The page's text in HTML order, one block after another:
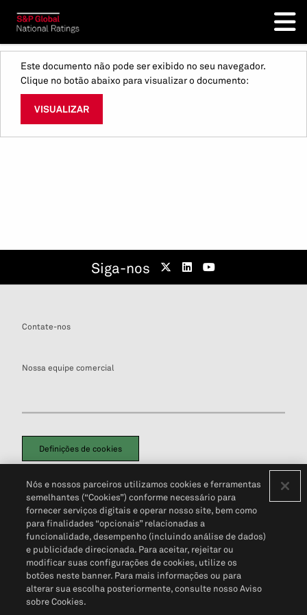
Este documento não pode ser exibido no seu navegador.
Clique no botão abaixo para visualizar o documento:
VISUALIZAR
Siga-nos
Contate-nos
Nossa equipe comercial
Definições de cookies
Política de PrivacidadePortal de privacidade do cliente (em inglês)
Não Venda Minhas Informações Pessoais© 2026 S&P Global
Nós e nossos parceiros utilizamos cookies e ferramentas
semelhantes (“Cookies”) conforme necessário para
fornecer serviços digitais e operar nosso site, bem como
para finalidades “opcionais” relacionadas a
funcionalidade, desempenho (incluindo análise de dados)
e publicidade direcionada. Para aceitar, rejeitar ou
modificar suas configurações de cookies, utilize os
botões neste banner. Para mais informações ou para
alterar sua escolha posteriormente, consulte nosso Aviso
sobre Cookies.